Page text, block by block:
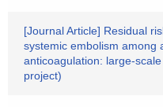
[Journal Article] Residual
systemic embolism among
anticoagulation: large-
project)